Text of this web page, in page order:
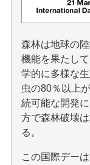
森林は地球の
機能を果たし
学的に多様な
虫の80％以上
続可能な開発
方で森林破壊
る。
この国際デー